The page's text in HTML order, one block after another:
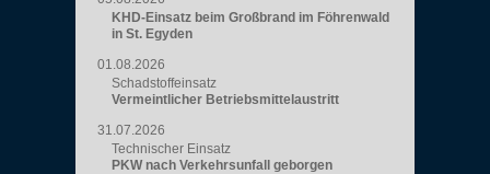
KHD-Einsatz beim Großbrand im Föhrenwald
in St. Egyden
01.08.2026
Schadstoffeinsatz
Vermeintlicher Betriebsmittelaustritt
31.07.2026
Technischer Einsatz
PKW nach Verkehrsunfall geborgen